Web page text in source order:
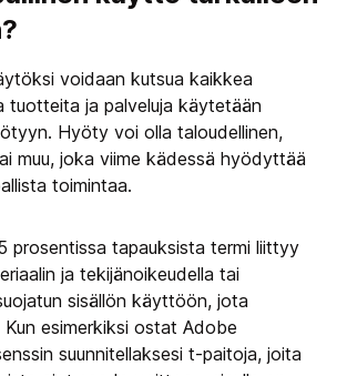
voidaan kutsua kaikkea
tuotteita ja palveluja käytetään
Hyöty voi olla taloudellinen,
muu, joka viime kädessä hyödyttää
toimintaa.
prosentissa tapauksista termi liittyy
ja tekijänoikeudella tai
sisällön käyttöön, jota
esimerkiksi ostat Adobe
suunnitellaksesi t-paitoja, joita